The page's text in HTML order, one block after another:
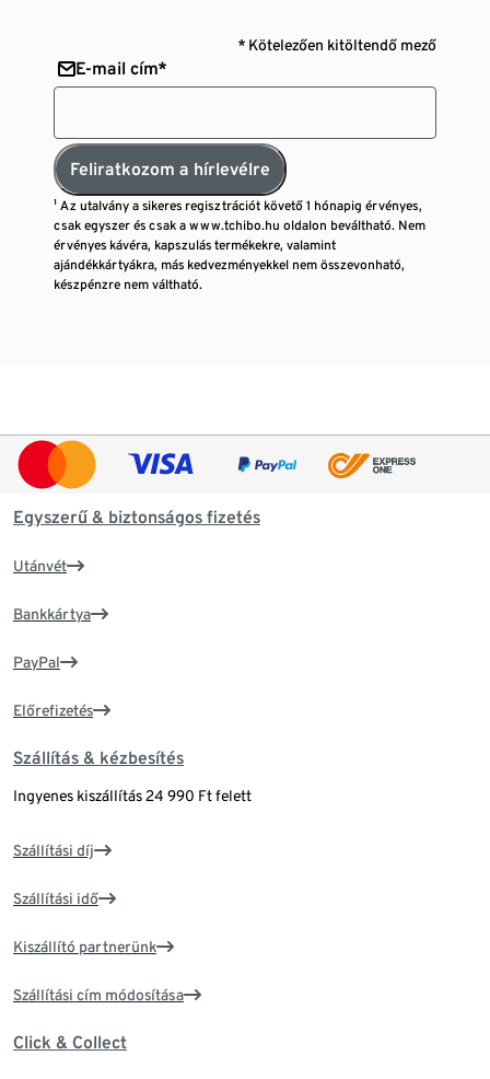
* Kötelezően kitöltendő mező
E-mail cím*
Feliratkozom a hírlevélre
¹ Az utalvány a sikeres regisztrációt követő 1 hónapig érvényes,
csak egyszer és csak a www.tchibo.hu oldalon beváltható. Nem
érvényes kávéra, kapszulás termékekre, valamint
ajándékkártyákra, más kedvezményekkel nem összevonható,
készpénzre nem váltható.
Egyszerű & biztonságos fizetés
Utánvét
Bankkártya
PayPal
Előrefizetés
Szállítás & kézbesítés
Ingyenes kiszállítás 24 990 Ft felett
Szállítási díj
Szállítási idő
Kiszállító partnerünk
Szállítási cím módosítása
Click & Collect